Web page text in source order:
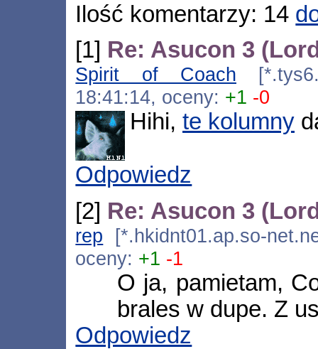
Ilość komentarzy: 14
[1] Re: Asucon 3
Spirit of Coach
18:41:14, oceny: +1 -0
Hihi, te kolumny
Odpowiedz
[2] Re: Asucon 3
rep [*.hkidnt01.ap.so-
oceny: +1 -1
O ja, pamietam,
brales w dupe. Z
Odpowiedz